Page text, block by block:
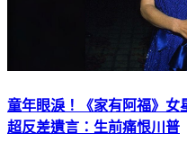
童年眼淚！《家有阿福》
超反差遺言：生前痛恨川普